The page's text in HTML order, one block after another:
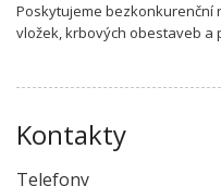
Poskytujeme bezkonkurenční
vložek, krbových obestaveb a
Kontakty
Telefony